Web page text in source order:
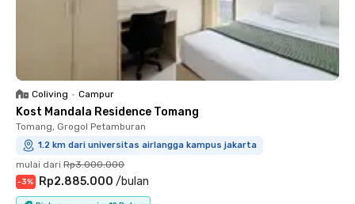
Coliving • Campur
Kost Mandala Residence Tomang
Tomang, Grogol Petamburan
1.2 km dari universitas airlangga kampus jakarta
mulai dari Rp3.000.000
-3% Rp2.885.000 /bulan